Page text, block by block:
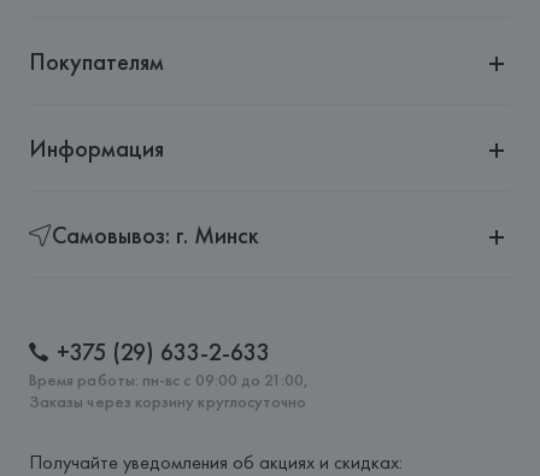
Покупателям
Информация
Самовывоз: г. Минск
+375 (29) 633-2-633
Время работы: пн-вс с 09:00 до 21:00,
Заказы через корзину круглосуточно
Получайте уведомления об акциях и скидках: